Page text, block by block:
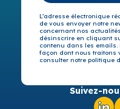
L’adresse électronique
de vous envoyer notre
concernant nos
désinscrire en cliquant
contenu dans les emails.
façon dont nous traitons
consulter notre politique
Suivez-